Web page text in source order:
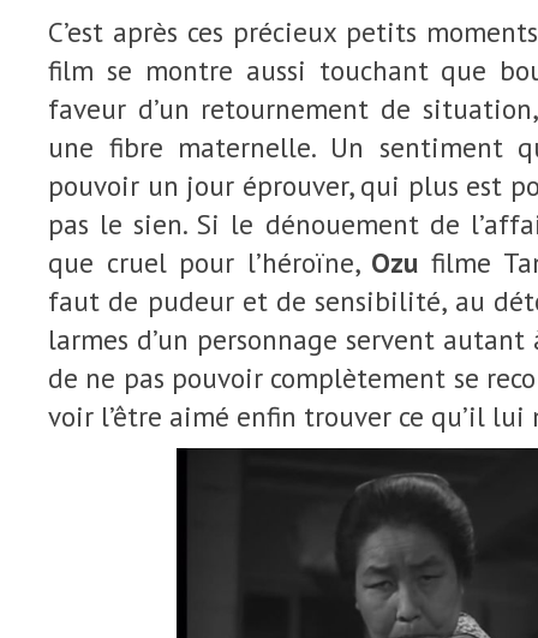
C’est après ces précieux petits
film se montre aussi touchant que
faveur d’un retournement de
une fibre maternelle. Un sentiment
pouvoir un jour éprouver, qui plus est
pas le sien. Si le dénouement de
que cruel pour l’héroïne, Ozu filme
faut de pudeur et de sensibilité, au
larmes d’un personnage servent
de ne pas pouvoir complètement se
voir l’être aimé enfin trouver ce qu’il lui